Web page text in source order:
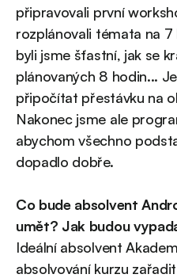
připravovali první
rozplánovali témata na
byli jsme šťastní, jak se
plánovaných 8 hodin...
připočítat přestávku na
Nakonec jsme ale
abychom všechno
dopadlo dobře.
Co bude absolvent
umět? Jak budou
Ideální absolvent
absolvování kurzu